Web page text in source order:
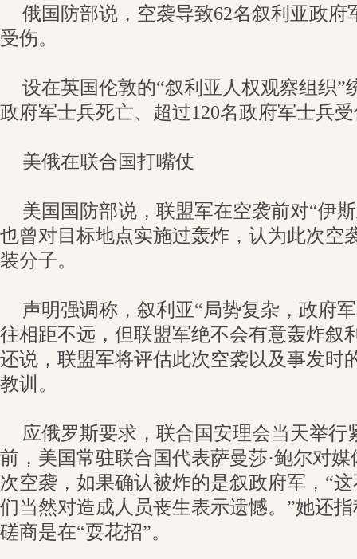
俄国防部说，空袭导致62名叙利亚政府
受伤。
设在英国伦敦的“叙利亚人权观察组织”
政府军士兵死亡、超过120名政府军士兵
美俄在联合国打嘴仗
美国国防部说，联盟军在空袭前对“伊
也曾对目标地点实施过轰炸，认为此次空
装分子。
声明强调称，叙利亚“局势复杂，政府
往相距不远，但联盟军绝不会有意轰炸叙
还说，联盟军将评估此次空袭以及事发时
教训。
应俄罗斯要求，联合国安理会当天举行
前，美国常驻联合国代表萨曼莎·鲍尔对
次空袭，如果确认被炸的是叙政府军，“
们当然对造成人员丧生表示遗憾。”她还
磋商是在“耍花招”。